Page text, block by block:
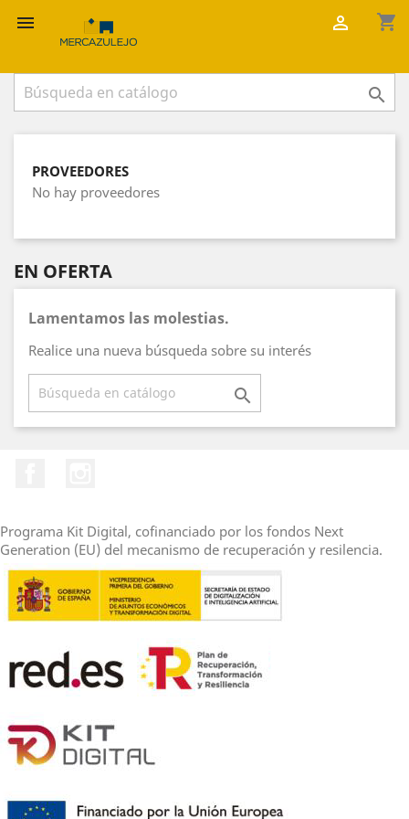
 shopping_cart


PROVEEDORES
No hay proveedores
EN OFERTA
Lamentamos las molestias.
Realice una nueva búsqueda sobre su interés

Programa Kit Digital, cofinanciado por los fondos Next
Generation (EU) del mecanismo de recuperación y resilencia.